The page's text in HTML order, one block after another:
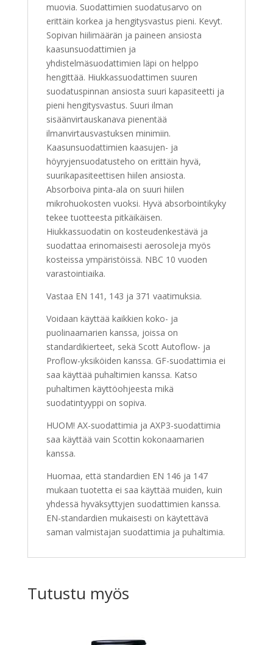
muovia. Suodattimien suodatusarvo on
erittäin korkea ja hengitysvastus pieni. Kevyt.
Sopivan hiilimäärän ja paineen ansiosta
kaasunsuodattimien ja
yhdistelmäsuodattimien läpi on helppo
hengittää. Hiukkassuodattimen suuren
suodatuspinnan ansiosta suuri kapasiteetti ja
pieni hengitysvastus. Suuri ilman
sisäänvirtauskanava pienentää
ilmanvirtausvastuksen minimiin.
Kaasunsuodattimien kaasujen- ja
höyryjensuodatusteho on erittäin hyvä,
suurikapasiteettisen hiilen ansiosta.
Absorboiva pinta-ala on suuri hiilen
mikrohuokosten vuoksi. Hyvä absorbointikyky
tekee tuotteesta pitkäikäisen.
Hiukkassuodatin on kosteudenkestävä ja
suodattaa erinomaisesti aerosoleja myös
kosteissa ympäristöissä. NBC 10 vuoden
varastointiaika.
Vastaa EN 141, 143 ja 371 vaatimuksia.
Voidaan käyttää kaikkien koko- ja
puolinaamarien kanssa, joissa on
standardikierteet, sekä Scott Autoflow- ja
Proflow-yksiköiden kanssa. GF-suodattimia ei
saa käyttää puhaltimien kanssa. Katso
puhaltimen käyttöohjeesta mikä
suodatintyyppi on sopiva.
HUOM! AX-suodattimia ja AXP3-suodattimia
saa käyttää vain Scottin kokonaamarien
kanssa.
Huomaa, että standardien EN 146 ja 147
mukaan tuotetta ei saa käyttää muiden, kuin
yhdessä hyväksyttyjen suodattimien kanssa.
EN-standardien mukaisesti on käytettävä
saman valmistajan suodattimia ja puhaltimia.
Tutustu myös